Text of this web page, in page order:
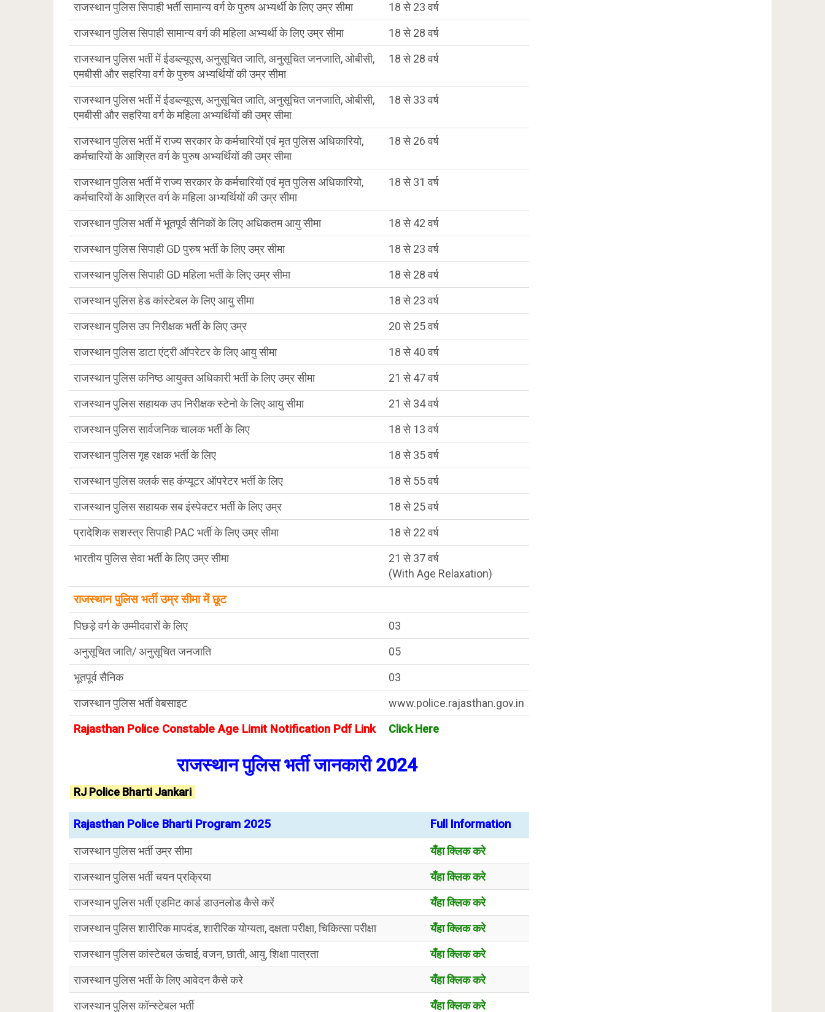
राजस्थान पुलिस सिपाही भर्ती सामान्य वर्ग के पुरुष अभ्यर्थी के लिए उम्र सीमा
18 से 23 वर्ष
राजस्थान पुलिस सिपाही सामान्य वर्ग की महिला अभ्यर्थी के लिए उम्र सीमा
18 से 28 वर्ष
राजस्थान पुलिस भर्ती में ईडब्ल्यूएस, अनुसूचित जाति, अनुसूचित जनजाति, ओबीसी,
एमबीसी और सहरिया वर्ग के पुरुष अभ्यर्थियों की उम्र सीमा
18 से 28 वर्ष
राजस्थान पुलिस भर्ती में ईडब्ल्यूएस, अनुसूचित जाति, अनुसूचित जनजाति, ओबीसी,
एमबीसी और सहरिया वर्ग के महिला अभ्यर्थियों की उम्र सीमा
18 से 33 वर्ष
राजस्थान पुलिस भर्ती में राज्य सरकार के कर्मचारियों एवं मृत पुलिस अधिकारियो,
कर्मचारियों के आश्रित वर्ग के पुरुष अभ्यर्थियों की उम्र सीमा
18 से 26 वर्ष
राजस्थान पुलिस भर्ती में राज्य सरकार के कर्मचारियों एवं मृत पुलिस अधिकारियो,
कर्मचारियों के आश्रित वर्ग के महिला अभ्यर्थियों की उम्र सीमा
18 से 31 वर्ष
राजस्थान पुलिस भर्ती में भूतपूर्व सैनिकों के लिए अधिकतम आयु सीमा
18 से 42 वर्ष
राजस्थान पुलिस सिपाही GD पुरुष भर्ती के लिए उम्र सीमा
18 से 23 वर्ष
राजस्थान पुलिस सिपाही GD महिला भर्ती के लिए उम्र सीमा
18 से 28 वर्ष
राजस्थान पुलिस हेड कांस्टेबल के लिए आयु सीमा
18 से 23 वर्ष
राजस्थान पुलिस उप निरीक्षक भर्ती के लिए उम्र
20 से 25 वर्ष
राजस्थान पुलिस डाटा एंट्री ऑपरेटर के लिए आयु सीमा
18 से 40 वर्ष
राजस्थान पुलिस कनिष्ठ आयुक्त अधिकारी भर्ती के लिए उम्र सीमा
21 से 47 वर्ष
राजस्थान पुलिस सहायक उप निरीक्षक स्टेनो के लिए आयु सीमा
21 से 34 वर्ष
राजस्थान पुलिस सार्वजनिक चालक भर्ती के लिए
18 से 13 वर्ष
राजस्थान पुलिस गृह रक्षक भर्ती के लिए
18 से 35 वर्ष
राजस्थान पुलिस क्लर्क सह कंप्यूटर ऑपरेटर भर्ती के लिए
18 से 55 वर्ष
राजस्थान पुलिस सहायक सब इंस्पेक्टर भर्ती के लिए उम्र
18 से 25 वर्ष
प्रादेशिक सशस्त्र सिपाही PAC भर्ती के लिए उम्र सीमा
18 से 22 वर्ष
भारतीय पुलिस सेवा भर्ती के लिए उम्र सीमा
21 से 37 वर्ष
(With Age Relaxation)
राजस्थान पुलिस भर्ती उम्र सीमा में छूट
पिछड़े वर्ग के उम्मीदवारों के लिए
03
अनुसूचित जाति/ अनुसूचित जनजाति
05
भूतपूर्व सैनिक
03
राजस्थान पुलिस भर्ती वेबसाइट
www.police.rajasthan.gov.in
Rajasthan Police Constable Age Limit Notification Pdf Link Click Here
राजस्थान पुलिस भर्ती जानकारी 2024
RJ Police Bharti Jankari
Rajasthan Police Bharti Program 2025 Full Information
राजस्थान पुलिस भर्ती उम्र सीमा
यँहा क्लिक करे
राजस्थान पुलिस भर्ती चयन प्रक्रिया
यँहा क्लिक करे
राजस्थान पुलिस भर्ती एडमिट कार्ड डाउनलोड कैसे करें
यँहा क्लिक करे
राजस्थान पुलिस शारीरिक मापदंड, शारीरिक योग्यता, दक्षता परीक्षा, चिकित्सा परीक्षा
यँहा क्लिक करे
राजस्थान पुलिस कांस्टेबल ऊंचाई, वजन, छाती, आयु, शिक्षा पात्रता
यँहा क्लिक करे
राजस्थान पुलिस भर्ती के लिए आवेदन कैसे करे
यँहा क्लिक करे
राजस्थान पुलिस कॉन्स्टेबल भर्ती
यँहा क्लिक करे